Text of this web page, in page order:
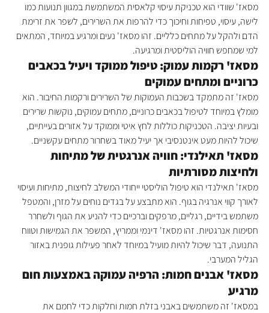
מסאז' שוודי הוא טכניקת עיסוי קלאסית המשתמשת במגוון תנועות כמו
לישה, עיסוי, טפיחות וחיכוך כדי להרפות את השרירים, לשפר את זרימת
הדם ולהקל על מתחים כלליים. זהו מסאז' נעים ומרגיע במיוחד, המתאים
למי שמחפש חוויה הוליסטית ומרגיעה.
מסאז' רקמות עמוק: טיפול ממוקד ויעיל בכאבים
כרוניים ומתחים עמוקים
מסאז' זה מתמקד בשכבות העמוקות של השרירים ורקמות החיבור. הוא
מומלץ במיוחד לטיפול בכאבים כרוניים, מתחים עמוקים, נוקשות שרירים
ובעיות יציבה. הטכניקות כוללות לחץ איטי וממוקד על אזורים בעייתיים,
שיכול להיות מעט אינטנסיבי אך יעיל מאוד בשחרור מתחים עקשניים.
מסאז' תאילנדי: חוויה אנרגטית של מתיחות
ולחיצות מסורתיות
מסאז' תאילנדי הוא טיפול הוליסטי ייחודי המשלב לחיצות, מתיחות ועיסוי
לאורך קווי אנרגיה בגוף. הוא מתבצע על בגדים נוחים על מזרן, והמטפל
משתמש בידיים, רגליים, מרפקים וברכיים כדי להניע את הגוף ולשחרר
חסימות אנרגטיות. זהו מסאז' דינמי וממריץ, המשפר את הגמישות וטווח
התנועה, דבר שיכול להיות מועיל במיוחד לאחר פעילות גופנית באזור
הגליל המערבי.
מסאז' אבנים חמות: הרפיה עמוקה באמצעות חום
מרגיע
במסאז' זה משתמשים באבני בזלת חמות וחלקות כדי לחמם את